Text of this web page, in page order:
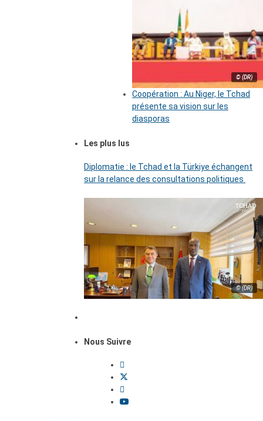
© (DR)
Coopération : Au Niger, le Tchad
présente sa vision sur les
diasporas
Les plus lus
Diplomatie : le Tchad et la Türkiye échangent
sur la relance des consultations politiques
© (DR)
Nous Suivre